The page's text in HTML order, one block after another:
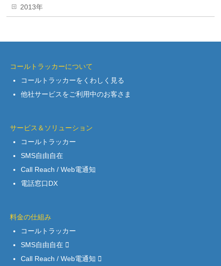
2013年
コールトラッカーについて
コールトラッカーをくわしく見る
他社サービスをご利用中のお客さま
サービス＆ソリューション
コールトラッカー
SMS自由自在
Call Reach / Web電通知
電話窓口DX
料金の仕組み
コールトラッカー
SMS自由自在
Call Reach / Web電通知